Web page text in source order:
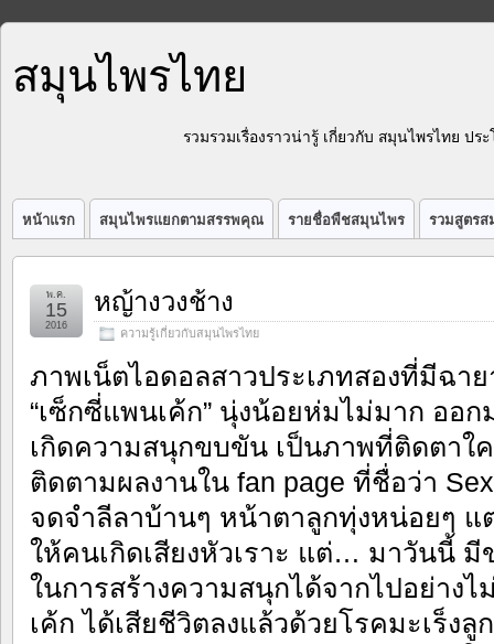
สมุนไพรไทย
รวมรวมเรื่องราวน่ารู้ เกี่ยวกับ สมุนไพรไทย ป
หน้าแรก สมุนไพรแยกตามสรรพคุณ รายชื่อพืชสมุนไพร รวมสูตรส
หญ้างวงช้าง
ความรู้เกี่ยวกับสมุนไพรไทย
พ.ค.
15
2016
ภาพเน็ตไอดอลสาวประเภทสองที่มีฉา
“เซ็กซี่แพนเค้ก” นุ่งน้อยห่มไม่มาก ออ
เกิดความสนุกขบขัน เป็นภาพที่ติดตาใ
ติดตามผลงานใน fan page ที่ชื่อว่า
จดจำลีลาบ้านๆ หน้าตาลูกทุ่งหน่อยๆ
ให้คนเกิดเสียงหัวเราะ แต่… มาวันนี้ มี
ในการสร้างความสนุกได้จากไปอย่าง
เค้ก ได้เสียชีวิตลงแล้วด้วยโรคมะเร็ง